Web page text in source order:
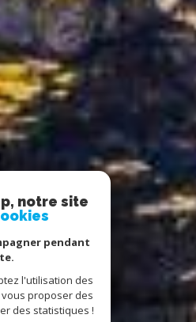
notre site
pendant
l'utilisation des
proposer des
des statistiques !